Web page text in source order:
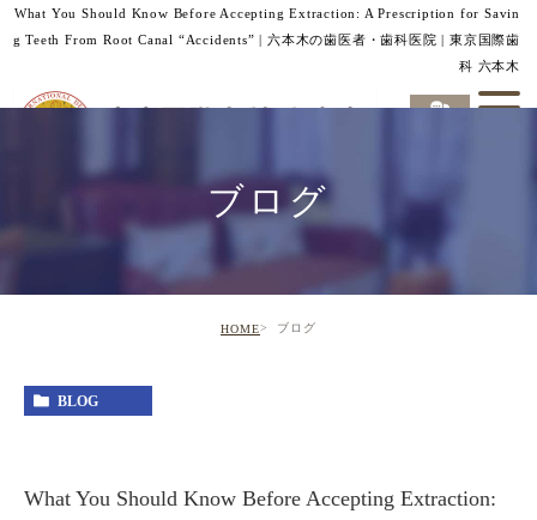
What You Should Know Before Accepting Extraction: A Prescription for Savin
g Teeth From Root Canal “Accidents” | 六本木の歯医者・歯科医院 | 東京国際歯
科 六本木
ブログ
HOME ブログ
BLOG
What You Should Know Before Accepting Extraction: